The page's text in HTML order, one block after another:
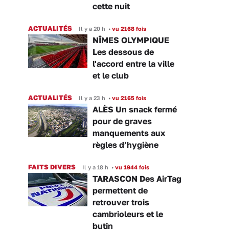
cette nuit
ACTUALITÉS Il y a 20 h • vu 2168 fois
NÎMES OLYMPIQUE
Les dessous de
l'accord entre la ville
et le club
ACTUALITÉS Il y a 23 h • vu 2165 fois
ALÈS Un snack fermé
pour de graves
manquements aux
règles d’hygiène
FAITS DIVERS Il y a 18 h • vu 1944 fois
TARASCON Des AirTag
permettent de
retrouver trois
cambrioleurs et le
butin